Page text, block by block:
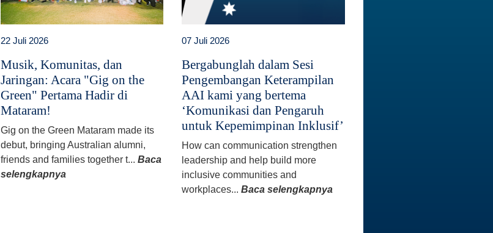
22 Juli 2026
Musik, Komunitas, dan
Jaringan: Acara "Gig on the
Green" Pertama Hadir di
Mataram!
Gig on the Green Mataram made its
debut, bringing Australian alumni,
friends and families together t... Baca
selengkapnya
07 Juli 2026
Bergabunglah dalam Sesi
Pengembangan Keterampilan
AAI kami yang bertema
‘Komunikasi dan Pengaruh
untuk Kepemimpinan Inklusif’
How can communication strengthen
leadership and help build more
inclusive communities and
workplaces...Baca selengkapnya